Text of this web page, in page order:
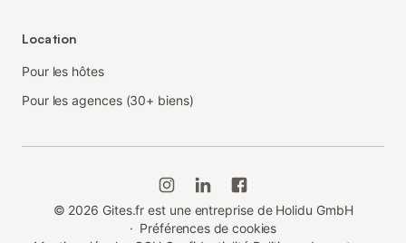
Location
Pour les hôtes
Pour les agences (30+ biens)
© 2026 Gites.fr est une entreprise de Holidu GmbH
· Préférences de cookies